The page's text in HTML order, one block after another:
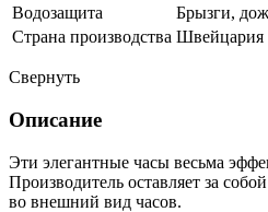
Водозащита
Брызги,
Страна производства Швейцария
Свернуть
Описание
Эти элегантные часы весьма
Производитель оставляет за
во внешний вид часов.